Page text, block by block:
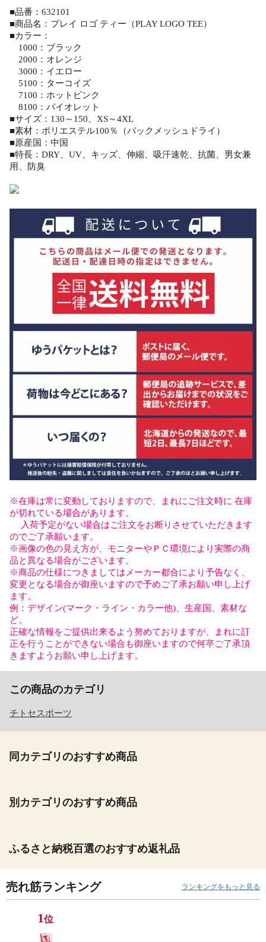
■品番：632101
■商品名：プレイ ロゴ ティー（PLAY LOGO TEE）
■カラー：
1000：ブラック
2000：オレンジ
3000：イエロー
5100：ターコイズ
7100：ホットピンク
8100：バイオレット
■サイズ：130～150、XS～4XL
■素材：ポリエステル100％（バックメッシュドライ）
■原産国：中国
■特長：DRY、UV、キッズ、伸縮、吸汗速乾、抗菌、男女兼
用、防臭
※在庫は常に変動しておりますので、まれにご注文時に 在庫
が切れている場合があります。
入荷予定がない場合はご注文をお断りさせていただきます
のでご了承願います。
※画像の色の見え方が、モニターやＰＣ環境により実際の商
品と異なる場合がございます。
※商品の仕様につきましてはメーカー都合により予告なく、
変更となる場合が御座いますので予めご了承お願い申し上げ
ます。
例：デザイン(マーク・ライン・カラー他)、生産国、素材な
ど。
正確な情報をご提供出来るよう努めておりますが、まれに訂
正を行うことができない場合も御座いますので何卒ご了承頂
きますようお願い申し上げます。
この商品のカテゴリ
チトセスポーツ
同カテゴリのおすすめ商品
別カテゴリのおすすめ商品
ふるさと納税百選のおすすめ返礼品
売れ筋ランキング ランキングをもっと見る
1位